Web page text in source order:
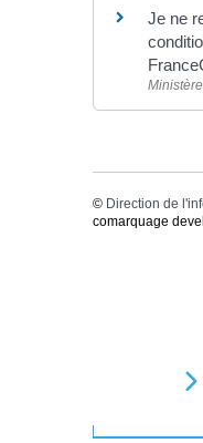
Je ne
© Direction de
comarquage